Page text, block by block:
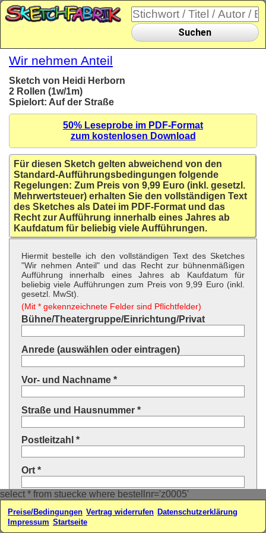
select * from stuecke where bestellnr='z0005'
Suchen
Wir nehmen Anteil
Sketch von Heidi Herborn
2 Rollen (1w/1m)
Spielort: Auf der Straße
50% Leseprobe im PDF-Format
zum kostenlosen Download
Für diesen Sketch gelten abweichend von den
Standard-Aufführungsbedingungen folgende
Regelungen: Zum Preis von 9,99 Euro (inkl. gesetzl.
Mehrwertsteuer) erhalten Sie den vollständigen Text
des Sketches als Datei im PDF-Format und das
Recht zur Aufführung innerhalb eines Jahres ab
Kaufdatum für beliebig viele Aufführungen.
Hiermit bestelle ich den vollständigen Text des Sketches
"Wir nehmen Anteil" und das Recht zur bühnenmäßigen
Aufführung innerhalb eines Jahres ab Kaufdatum für
beliebig viele Aufführungen zum Preis von 9,99 Euro (inkl.
gesetzl. MwSt).
(Mit * gekennzeichnete Felder sind Pflichtfelder)
Bühne/Theatergruppe/Einrichtung/Privat
Anrede (auswählen oder eintragen)
Vor- und Nachname *
Straße und Hausnummer *
Postleitzahl *
Ort *
Land * (auswählen oder eintragen)
Ihre E-Mail-Adresse*
Preise/Bedingungen Vertrag widerrufen Datenschutzerklärung
Impressum Startseite